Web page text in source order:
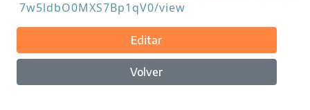
7w5ldbO0MXS7Bp1qV0/view
Editar
Volver